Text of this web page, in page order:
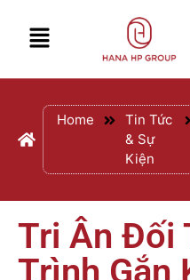
Home
Tin Tức
& Sự
Kiện
Tri Ân Đối
Trình Gắn